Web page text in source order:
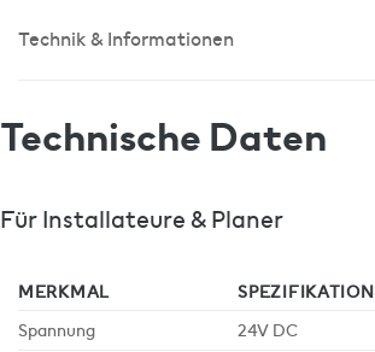
Technik & Informationen
Technische Daten
Für Installateure & Planer
MERKMAL
SPEZIFIKATION
Spannung
24V DC